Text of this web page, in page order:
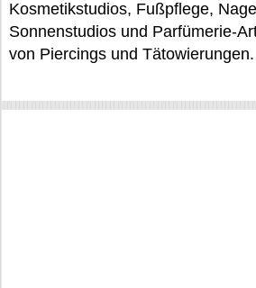
Kosmetikstudios, Fußpflege,
Sonnenstudios und Parfümerie-
von Piercings und Tätowierungen.